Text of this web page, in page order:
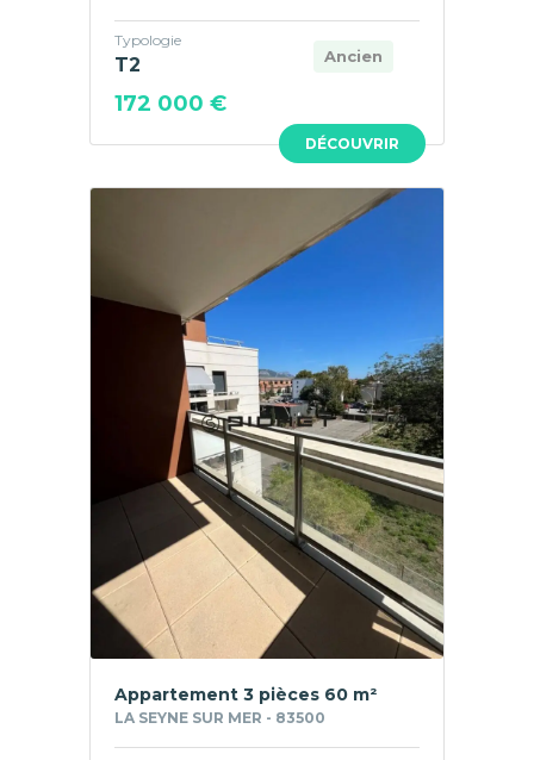
DÉCOUVRIR
Ancien
Typologie
T2
172 000 €
Appartement 3 pièces 60 m²
LA SEYNE SUR MER - 83500